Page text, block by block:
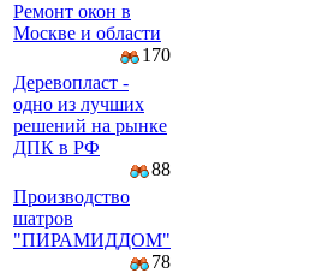
Ремонт окон в
Москве и области
170
Деревопласт -
одно из лучших
решений на рынке
ДПК в РФ
88
Производство
шатров
"ПИРАМИДДОМ"
78